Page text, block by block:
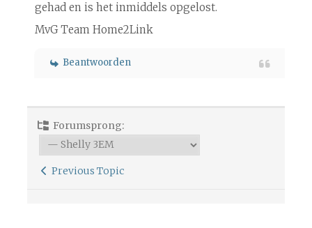
gehad en is het inmiddels opgelost.
MvG Team Home2Link
Beantwoorden
Forumsprong:
Previous Topic